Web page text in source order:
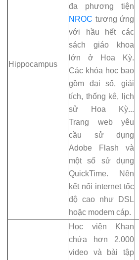
Hippocampus
đa phương tiện
NROC tương ứng
với hầu hết các
sách giáo khoa
lớn ở Hoa Kỳ.
Các khóa học bao
gồm đại số, giải
tích, thống kê, lịch
sử Hoa Kỳ...
Trang web yêu
cầu sử dụng
Adobe Flash và
một số sử dụng
QuickTime. Nên
kết nối internet tốc
độ cao như DSL
hoặc modem cáp.
Học viện Khan
chứa hơn 2.000
video và bài tập